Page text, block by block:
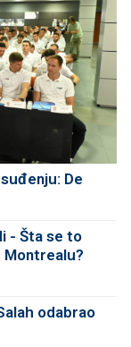
De
- Šta se to
Montrealu?
odabrao